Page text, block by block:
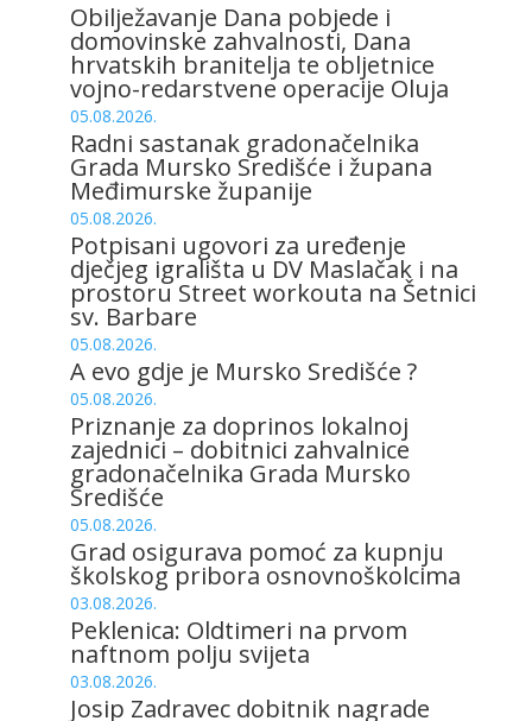
Obilježavanje Dana pobjede i
domovinske zahvalnosti, Dana
hrvatskih branitelja te obljetnice
vojno-redarstvene operacije Oluja
05.08.2026.
Radni sastanak gradonačelnika
Grada Mursko Središće i župana
Međimurske županije
05.08.2026.
Potpisani ugovori za uređenje
dječjeg igrališta u DV Maslačak i na
prostoru Street workouta na Šetnici
sv. Barbare
05.08.2026.
A evo gdje je Mursko Središće ?
05.08.2026.
Priznanje za doprinos lokalnoj
zajednici – dobitnici zahvalnice
gradonačelnika Grada Mursko
Središće
05.08.2026.
Grad osigurava pomoć za kupnju
školskog pribora osnovnoškolcima
03.08.2026.
Peklenica: Oldtimeri na prvom
naftnom polju svijeta
03.08.2026.
Josip Zadravec dobitnik nagrade